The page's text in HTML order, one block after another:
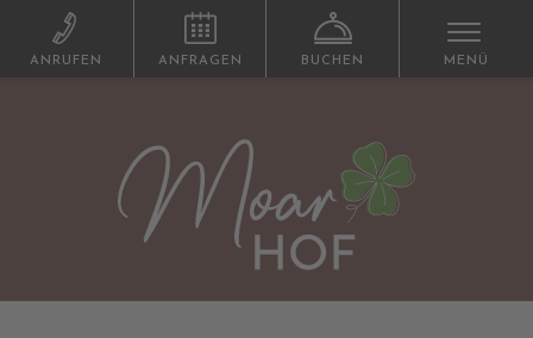
MENÜ
ANRUFEN ANFRAGEN BUCHEN